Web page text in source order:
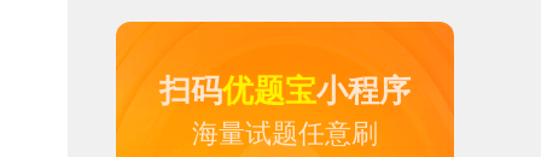
扫码优题宝小程序
海量试题任意刷